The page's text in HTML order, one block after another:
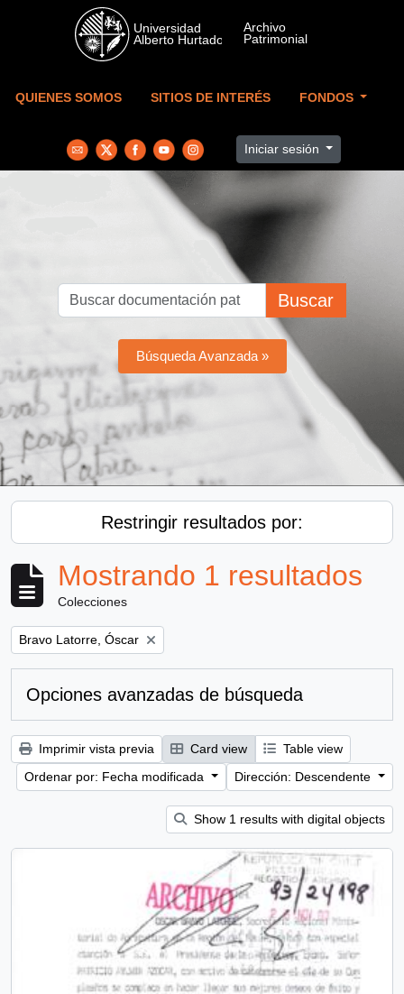
Skip to main content
QUIENES SOMOS SITIOS DE INTERÉS FONDOS
Iniciar sesión
Buscar
Búsqueda Avanzada »
Restringir resultados por:
Mostrando 1 resultados
Colecciones
Remove filter:
Bravo Latorre, Óscar
Opciones avanzadas de búsqueda
Imprimir vista previa Card view
Table view
Ordenar por: Fecha modificada
Dirección: Descendente
Show 1 results with digital objects